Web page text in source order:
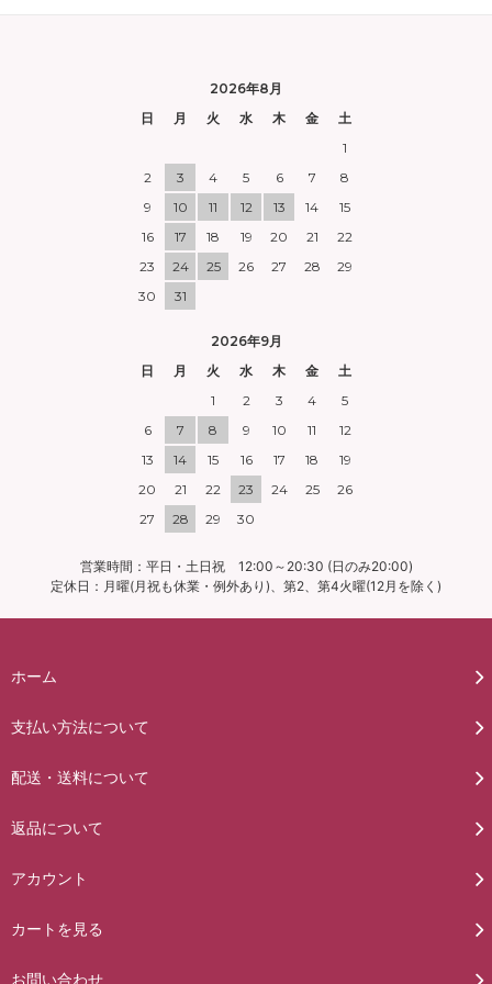
2026年8月
日
月 火 水 木 金
土
1
2
3 4 5 6 7
8
9
10 11 12 13 14
15
16
17 18 19 20 21
22
23
24 25 26 27 28
29
30
31
2026年9月
日
月 火 水 木 金
土
1
2 3 4
5
6
7 8 9 10 11
12
13
14 15 16 17 18
19
20
21 22 23 24 25
26
27
28 29 30
営業時間：平日・土日祝 12:00～20:30 (日のみ20:00)
定休日：月曜(月祝も休業・例外あり)、第2、第4火曜(12月を除く)
ホーム
支払い方法について
配送・送料について
返品について
アカウント
カートを見る
お問い合わせ